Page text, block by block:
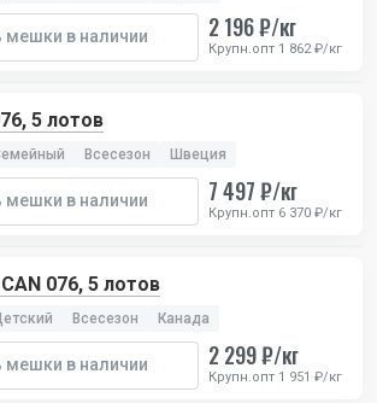
мешки в наличии 2 196 ₽/кг
Крупн.опт 1 862 ₽/кг
5 лотов
Всесезон Швеция
мешки в наличии 7 497 ₽/кг
Крупн.опт 6 370 ₽/кг
076, 5 лотов
Всесезон Канада
мешки в наличии 2 299 ₽/кг
Крупн.опт 1 951 ₽/кг